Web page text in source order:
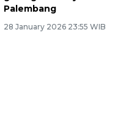
Palembang
28 January 2026 23:55 WIB